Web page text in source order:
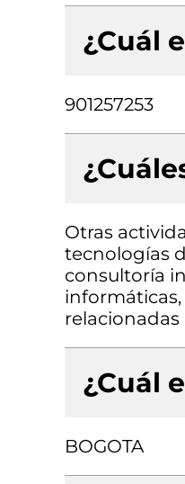
¿Cuál
901257253
Otras
tecnologías
consultoría
relacionadas
¿Cuál
BOGOTA